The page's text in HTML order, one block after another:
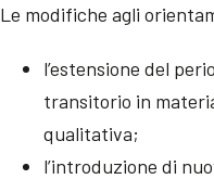
Le modifiche agli
l’estensione del
transitorio in
qualitativa;
l’introduzione di